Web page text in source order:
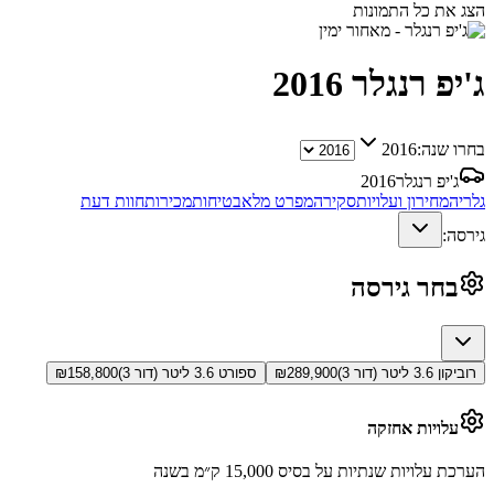
הצג את כל התמונות
ג'יפ רנגלר 2016
בחרו שנה:2016
ג'יפ רנגלר2016
גלריהמחירון ועלויותסקירהמפרט מלאבטיחותמכירותחוות דעת
גירסה:
בחר גירסה
רוביקון 3.6 ליטר (דור 3) ₪289,900 ספורט 3.6 ליטר (דור 3) ₪158,800
עלויות אחזקה
הערכת עלויות שנתיות על בסיס 15,000 ק״מ בשנה